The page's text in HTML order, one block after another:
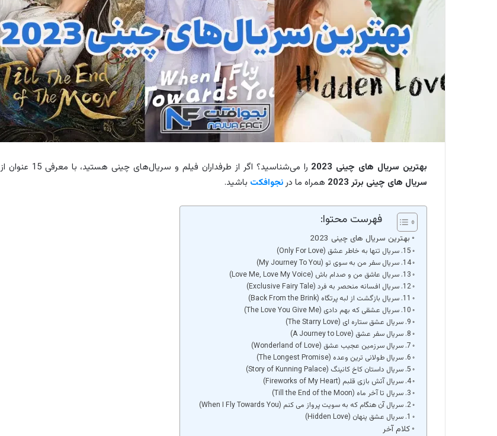
بهترین سریال های چینی 2023
را می‌شناسید؟ اگر از طرفداران فیلم و سریال‌های چینی هستید، با معرفی 15 عنوان از
سریال های چینی برتر 2023
همراه ما درنجوافکت باشید.
فهرست محتوا:
بهترین سریال های چینی 2023
15. سریال تنها به خاطر عشق (Only For Love)
14. سریال سفر من به سوی تو (My Journey To You)
13. سریال عاشق من و صدام باش (Love Me, Love My Voice)
12. سریال افسانه منحصر به فرد (Exclusive Fairy Tale)
11. سریال بازگشت از لبه پرتگاه (Back From the Brink)
10. سریال عشقی که بهم دادی (The Love You Give Me)
9. سریال عشق ستاره ای (The Starry Love)
8. سریال سفر عشق (A Journey to Love)
7. سریال سرزمین عجیب عشق (Wonderland of Love)
6. سریال طولانی ترین وعده (The Longest Promise)
5. سریال داستان کاخ کانینگ (Story of Kunning Palace)
4. سریال آتش بازی قلبم (Fireworks of My Heart)
3. سریال تا آخر ماه (Till the End of the Moon)
2. سریال آن هنگام که به سویت پرواز می کنم (When I Fly Towards You)
1. سریال عشق پنهان (Hidden Love)
کلام آخر